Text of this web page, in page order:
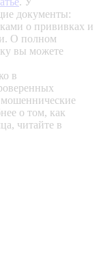
документы:
о прививках и
О полном
вы можете
в
мошеннические
о том, как
читайте в